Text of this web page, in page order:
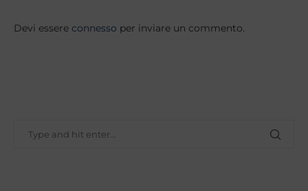
Devi essere connesso per inviare un commento.